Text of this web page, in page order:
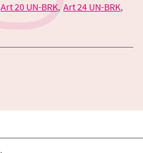
Art 20 UN-BRK Art 24 UN-BRK